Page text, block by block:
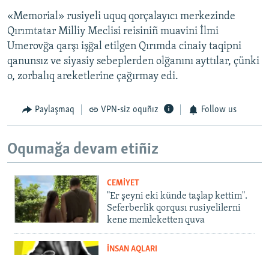
«Memorial» rusiyeli uquq qorçalayıcı merkezinde
Qırımtatar Milliy Meclisi reisiniñ muavini İlmi
Umerovğa qarşı işğal etilgen Qırımda cinaiy taqipni
qanunsız ve siyasiy sebeplerden olğanını ayttılar, çünki
o, zorbalıq areketlerine çağırmay edi.
Paylaşmaq VPN-siz oquñız Follow us
Oqumağa devam etiñiz
CEMİYET
"Er şeyni eki künde taşlap kettim".
Seferberlik qorqusı rusiyelilerni
kene memleketten quva
İNSAN AQLARI